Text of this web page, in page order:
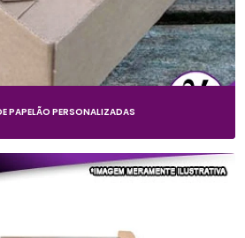
PAPELÃO PERSONALIZADAS